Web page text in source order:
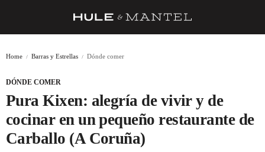
BARRAS Y ESTRELLAS
DÓNDE COMER
Home Barras y Estrellas Dónde comer
DÓNDE COMER
Pura Kixen: alegría de vivir y de
cocinar en un pequeño restaurante de
Carballo (A Coruña)